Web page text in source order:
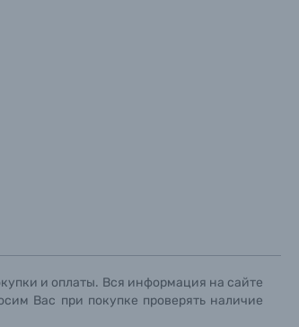
и оплаты. Вся информация на сайте
Вас при покупке проверять наличие